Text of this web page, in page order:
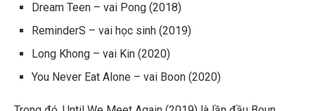
Dream Teen – vai Pong (2018)
ReminderS – vai học sinh (2019)
Long Khong – vai Kin (2020)
You Never Eat Alone – vai Boon (2020)